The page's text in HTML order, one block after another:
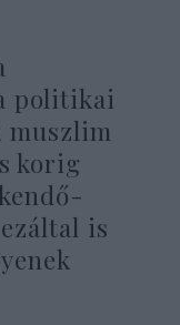
politikai
muszlim
korig
is